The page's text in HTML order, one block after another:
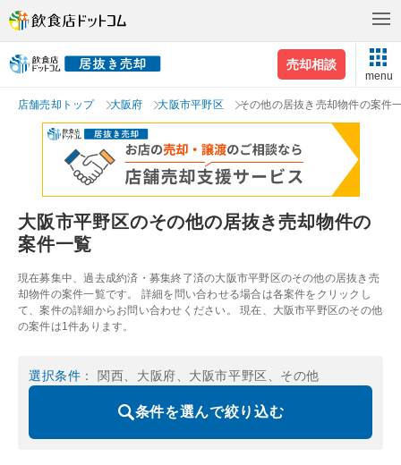
売却相談
menu
店舗売却トップ 大阪府 大阪市平野区 その他の居抜き売却物件の案件
大阪市平野区のその他の居抜き売却物件の
案件一覧
現在募集中、過去成約済・募集終了済の大阪市平野区のその他の居抜き売
却物件の案件一覧です。 詳細を問い合わせる場合は各案件をクリックし
て、案件の詳細からお問い合わせください。 現在、大阪市平野区のその他
の案件は1件あります。
選択条件 ： 関西、大阪府、大阪市平野区、その他
条件を選んで絞り込む